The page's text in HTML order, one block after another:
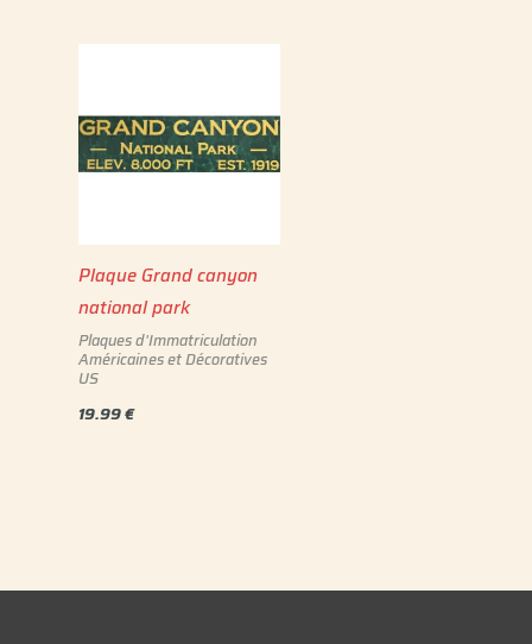
Plaque Grand canyon
national park
Plaques d'Immatriculation
Américaines et Décoratives
US
19.99€